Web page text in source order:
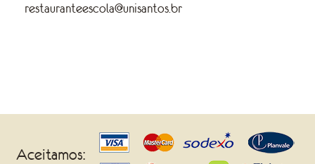
restauranteescola@unisantos.br
Aceitamos: